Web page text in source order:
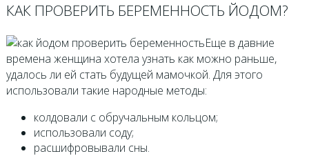
КАК ПРОВЕРИТЬ БЕРЕМЕННОСТЬ ЙОДОМ?
Еще в давние
времена женщина хотела узнать как можно раньше,
удалось ли ей стать будущей мамочкой. Для этого
использовали такие народные методы:
колдовали с обручальным кольцом;
использовали соду;
расшифровывали сны.